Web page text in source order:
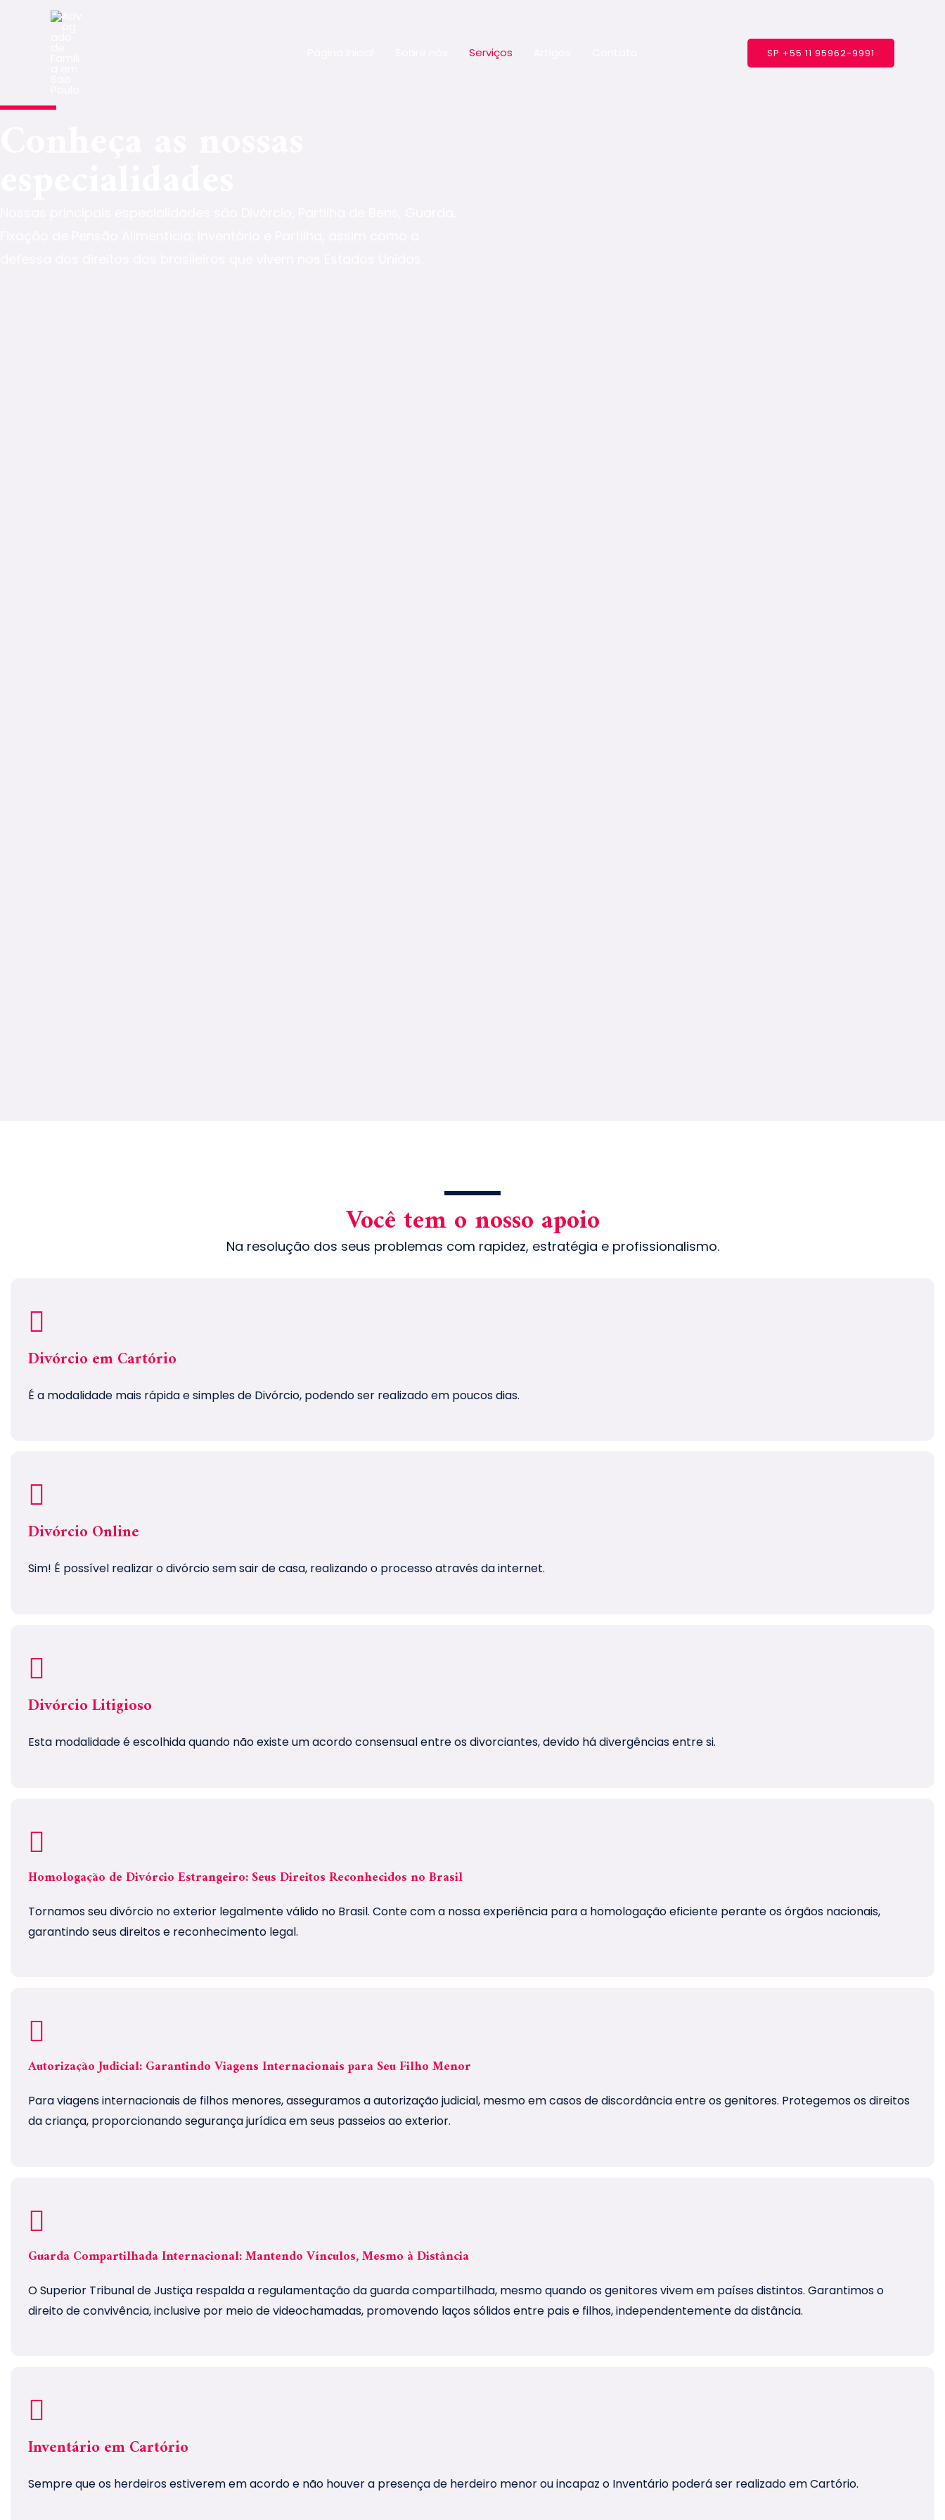
Serviços SP +55 11 95962-9991
Você tem o nosso apoio
Na resolução dos seus problemas com rapidez, estratégia e profissionalismo.
Divórcio em Cartório
É a modalidade mais rápida e simples de Divórcio, podendo ser realizado em poucos dias.
Divórcio Online
Sim! É possível realizar o divórcio sem sair de casa, realizando o processo através da internet.
Divórcio Litigioso
Esta modalidade é escolhida quando não existe um acordo consensual entre os divorciantes, devido há divergências entre si.
Homologação de Divórcio Estrangeiro: Seus Direitos Reconhecidos no Brasil
Tornamos seu divórcio no exterior legalmente válido no Brasil. Conte com a nossa experiência para a homologação eficiente perante os órgãos nacionais,
garantindo seus direitos e reconhecimento legal.
Autorização Judicial: Garantindo Viagens Internacionais para Seu Filho Menor
Para viagens internacionais de filhos menores, asseguramos a autorização judicial, mesmo em casos de discordância entre os genitores. Protegemos os direitos
da criança, proporcionando segurança jurídica em seus passeios ao exterior.
Guarda Compartilhada Internacional: Mantendo Vínculos, Mesmo à Distância
O Superior Tribunal de Justiça respalda a regulamentação da guarda compartilhada, mesmo quando os genitores vivem em países distintos. Garantimos o
direito de convivência, inclusive por meio de videochamadas, promovendo laços sólidos entre pais e filhos, independentemente da distância.
Inventário em Cartório
Sempre que os herdeiros estiverem em acordo e não houver a presença de herdeiro menor ou incapaz o Inventário poderá ser realizado em Cartório.